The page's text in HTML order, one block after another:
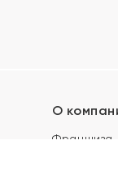
О
Франшиза